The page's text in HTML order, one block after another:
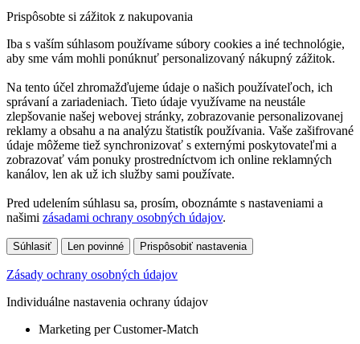
Prispôsobte si zážitok z nakupovania
Iba s vaším súhlasom používame súbory cookies a iné technológie,
aby sme vám mohli ponúknuť personalizovaný nákupný zážitok.
Na tento účel zhromažďujeme údaje o našich používateľoch, ich
správaní a zariadeniach. Tieto údaje využívame na neustále
zlepšovanie našej webovej stránky, zobrazovanie personalizovanej
reklamy a obsahu a na analýzu štatistík používania. Vaše zašifrované
údaje môžeme tiež synchronizovať s externými poskytovateľmi a
zobrazovať vám ponuky prostredníctvom ich online reklamných
kanálov, len ak už ich služby sami používate.
Pred udelením súhlasu sa, prosím, oboznámte s nastaveniami a
našimi zásadami ochrany osobných údajov.
Súhlasiť Len povinné Prispôsobiť nastavenia
Zásady ochrany osobných údajov
Individuálne nastavenia ochrany údajov
Marketing per Customer-Match